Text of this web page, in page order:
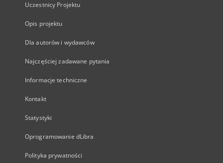
Uczestnicy Projektu
Opis projektu
Dla autorów i wydawców
Najczęściej zadawane pytania
Informacje techniczne
Kontakt
Statystyki
Oprogramowanie dLibra
Polityka prywatności